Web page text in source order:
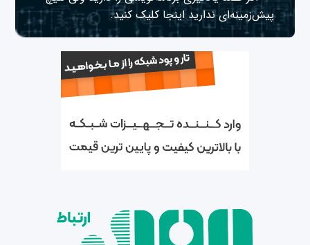
پیش‌زمینه‌ای نداریداینجا کلیک کنید.